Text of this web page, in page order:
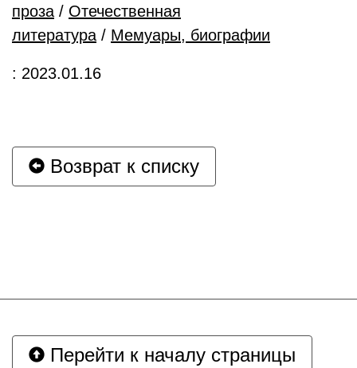
проза / Отечественная
литература / Мемуары, биографии
: 2023.01.16
Возврат к списку
Перейти к началу страницы